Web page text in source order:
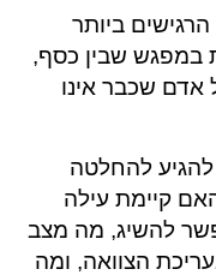
ביותר
במפגש שבין כסף,
אדם שכבר אינו
להגיע להחלטה
קיימת עילה
להשיג, מה מצב
הצוואה, ומה